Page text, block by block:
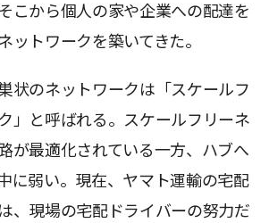
こから個人の家や企業への配達を
ットワークを築いてきた。
状のネットワークは「スケールフ
」と呼ばれる。スケールフリーネ
が最適化されている一方、ハブへ
に弱い。現在、ヤマト運輸の宅配
、現場の宅配ドライバーの努力だ